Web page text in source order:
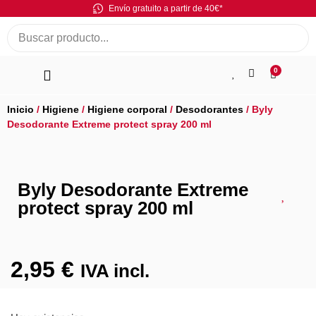
Envío gratuito a partir de 40€*
0
Inicio / Higiene / Higiene corporal / Desodorantes / Byly
Desodorante Extreme protect spray 200 ml
Byly Desodorante Extreme
protect spray 200 ml
2,95 € IVA incl.